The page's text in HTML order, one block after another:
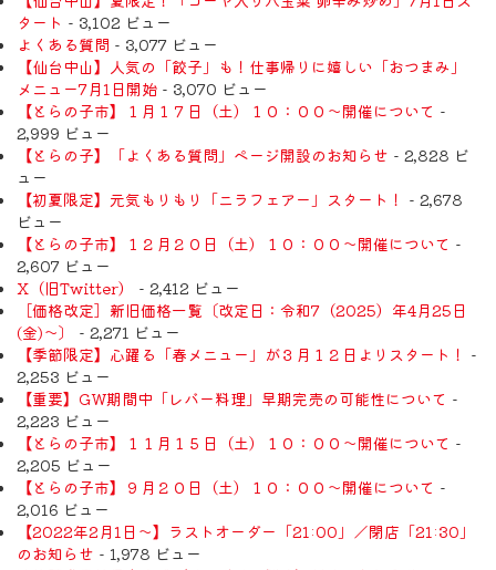
タート - 3,102 ビュー
よくある質問 - 3,077 ビュー
【仙台中山】人気の「餃子」も！仕事帰りに嬉しい「おつまみ」
メニュー7月1日開始 - 3,070 ビュー
【とらの子市】１月１７日（土）１０：００～開催について -
2,999 ビュー
【とらの子】「よくある質問」ページ開設のお知らせ - 2,828 ビ
ュー
【初夏限定】元気もりもり「ニラフェアー」スタート！ - 2,678
ビュー
【とらの子市】１２月２０日（土）１０：００～開催について -
2,607 ビュー
X（旧Twitter）
- 2,412 ビュー
［価格改定］新旧価格一覧〔改定日：令和7（2025）年4月25日
(金)〜〕
- 2,271 ビュー
【季節限定】心躍る「春メニュー」が３月１２日よりスタート！ -
2,253 ビュー
【重要】GW期間中「レバー料理」早期完売の可能性について -
2,223 ビュー
【とらの子市】１１月１５日（土）１０：００～開催について -
2,205 ビュー
【とらの子市】９月２０日（土）１０：００～開催について -
2,016 ビュー
【2022年2月1日〜】ラストオーダー「21:00」／閉店「21:30」
のお知らせ - 1,978 ビュー